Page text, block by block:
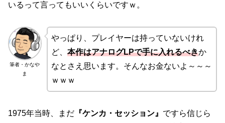
いるって言ってもいいくらいですｗ。
筆者・かなや
ま
やっぱり、プレイヤーは持っていないけれ
ど、 本作はアナログLPで手に入れるべきか
なとさえ思います。そんなお金ないよ～～～
ｗｗｗ
1975年当時、まだ 『ケンカ・セッション』 ですら信じら